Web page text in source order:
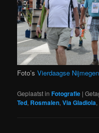
Foto’sVierdaagse
Geplaatst in Fotografie |
Ted, Rosmalen,Via Gladiola,